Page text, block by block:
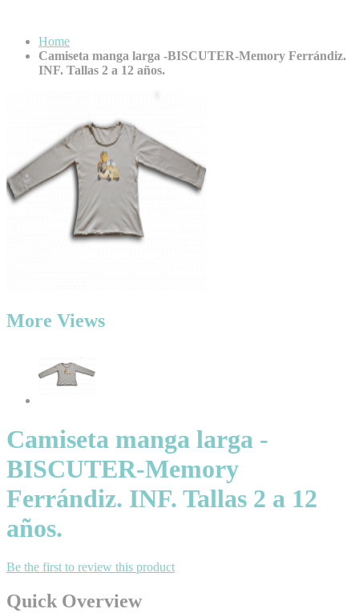
Home
Camiseta manga larga -BISCUTER-Memory Ferrándiz.
INF. Tallas 2 a 12 años.
More Views
Camiseta manga larga -
BISCUTER-Memory
Ferrándiz. INF. Tallas 2 a 12
años.
Be the first to review this product
Quick Overview